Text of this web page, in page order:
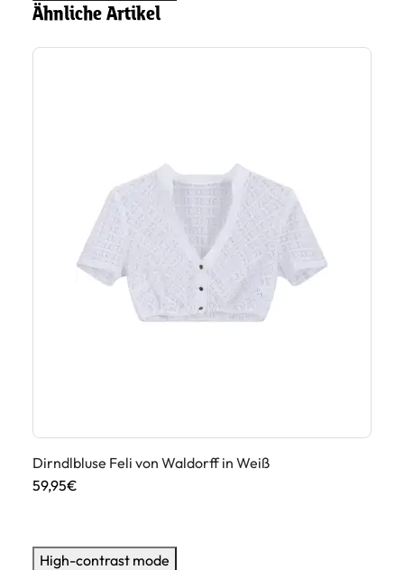
Ähnliche Artikel
Dirndlbluse Feli von Waldorff in Weiß
59,95€
High-contrast mode